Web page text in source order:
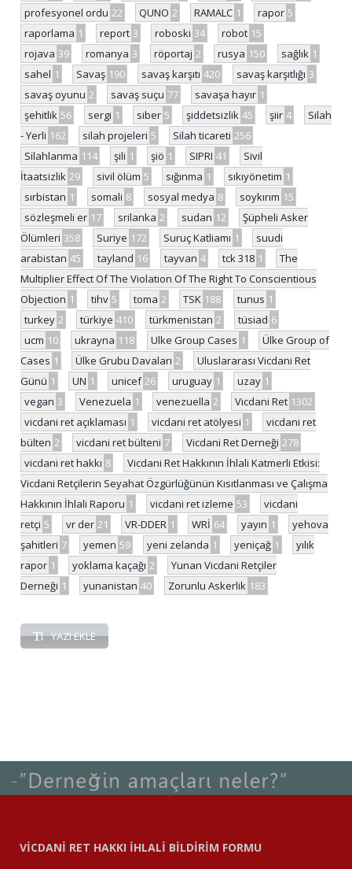
profesyonel ordu 22 QUNO 2 RAMALC 1 rapor 5
raporlama 1 report 3 roboski 34 robot 15
rojava 39 romanya 3 röportaj 2 rusya 150 sağlık 1
sahel 1 Savaş 190 savaş karşıtı 420 savaş karşıtlığı 3
savaş oyunu 2 savaş suçu 77 savaşa hayır 1
şehitlik 56 sergi 1 siber 5 şiddetsizlik 45 şiir 4
Silah
- Yerli 162 silah projeleri 5 Silah ticareti 256
Silahlanma 114 şili 1 şiö 1 SIPRI 41
Sivil
İtaatsizlik 29 sivil ölüm 5 sığınma 1 sıkıyönetim 1
sırbistan 1 somali 8 sosyal medya 8 soykırım 15
sözleşmeli er 17 srilanka 2 sudan 12
Şüpheli Asker
Ölümleri 358 Suriye 172 Suruç Katliamı 1
suudi
arabistan 45 tayland 16 tayvan 4 tck 318 1
The
Multiplier Effect Of The Violation Of The Right To Conscientious
Objection 1 tihv 5 toma 2 TSK 188 tunus 1
turkey 2 türkiye 410 türkmenistan 2 tüsiad 6
ucm 10 ukrayna 118 Ulke Group Cases 1
Ülke Group of
Cases 1 Ülke Grubu Davaları 2
Uluslararası Vicdani Ret
Günü 1 UN 1 unicef 26 uruguay 1 uzay 1
vegan 3 Venezuela 1 venezuella 2 Vicdani Ret 1302
vicdani ret açıklaması 1 vicdani ret atölyesi 1
vicdani ret
bülten 2 vicdani ret bülteni 7 Vicdani Ret Derneği 278
vicdani ret hakkı 8
Vicdani Ret Hakkının İhlali Katmerli Etkisi:
Vicdani Retçilerin Seyahat Özgürlüğünün Kısıtlanması ve Çalışma
Hakkının İhlali Raporu 1 vicdani ret izleme 53
vicdani
retçi 5 vr der 21 VR-DDER 1 WRİ 64 yayın 1
yehova
şahitleri 7 yemen 59 yeni zelanda 1 yeniçağ 1
yılık
rapor 1 yoklama kaçağı 2
Yunan Vicdani Retçiler
Derneği 1 yunanistan 40 Zorunlu Askerlik 183
YAZI EKLE
VİCDANİ RET HAKKI İHLALİ BİLDİRİM FORMU